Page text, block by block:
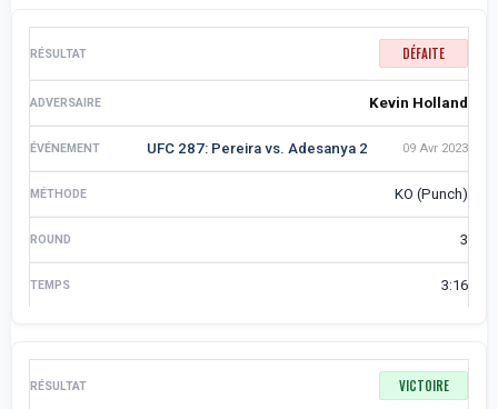
DÉFAITE
Kevin Holland
UFC 287: Pereira vs. Adesanya 2 09 Avr 2023
KO (Punch)
3
3:16
VICTOIRE